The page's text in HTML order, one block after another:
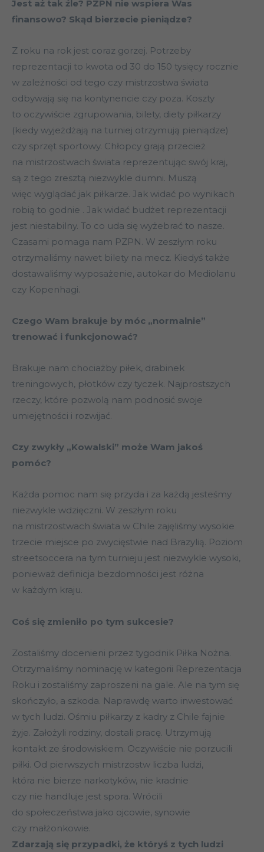
Jest aż tak źle? PZPN nie wspiera Was
finansowo? Skąd bierzecie pieniądze?
Z roku na rok jest coraz gorzej. Potrzeby
reprezentacji to kwota od 30 do 150 tysięcy rocznie
w zależności od tego czy mistrzostwa świata
odbywają się na kontynencie czy poza. Koszty
to oczywiście zgrupowania, bilety, diety piłkarzy
(kiedy wyjeżdżają na turniej otrzymują pieniądze)
czy sprzęt sportowy. Chłopcy grają przecież
na mistrzostwach świata reprezentując swój kraj,
są z tego zresztą niezwykle dumni. Muszą
więc wyglądać jak piłkarze. Jak widać po wynikach
robią to godnie . Jak widać budżet reprezentacji
jest niestabilny. To co uda się wyżebrać to nasze.
Czasami pomaga nam PZPN. W zeszłym roku
otrzymaliśmy nawet bilety na mecz. Kiedyś także
dostawaliśmy wyposażenie, autokar do Mediolanu
czy Kopenhagi.
Czego Wam brakuje by móc „normalnie”
trenować i funkcjonować?
Brakuje nam chociażby piłek, drabinek
treningowych, płotków czy tyczek. Najprostszych
rzeczy, które pozwolą nam podnosić swoje
umiejętności i rozwijać.
Czy zwykły „Kowalski” może Wam jakoś
pomóc?
Każda pomoc nam się przyda i za każdą jesteśmy
niezwykle wdzięczni. W zeszłym roku
na mistrzostwach świata w Chile zajęliśmy wysokie
trzecie miejsce po zwycięstwie nad Brazylią. Poziom
streetsoccera na tym turnieju jest niezwykle wysoki,
ponieważ definicja bezdomności jest różna
w każdym kraju.
Coś się zmieniło po tym sukcesie?
Zostaliśmy docenieni przez tygodnik Piłka Nożna.
Otrzymaliśmy nominację w kategorii Reprezentacja
Roku i zostaliśmy zaproszeni na gale. Ale na tym się
skończyło, a szkoda. Naprawdę warto inwestować
w tych ludzi. Ośmiu piłkarzy z kadry z Chile fajnie
żyje. Założyli rodziny, dostali pracę. Utrzymują
kontakt ze środowiskiem. Oczywiście nie porzucili
piłki. Od pierwszych mistrzostw liczba ludzi,
która nie bierze narkotyków, nie kradnie
czy nie handluje jest spora. Wrócili
do społeczeństwa jako ojcowie, synowie
czy małżonkowie.
Zdarzają się przypadki, że któryś z tych ludzi